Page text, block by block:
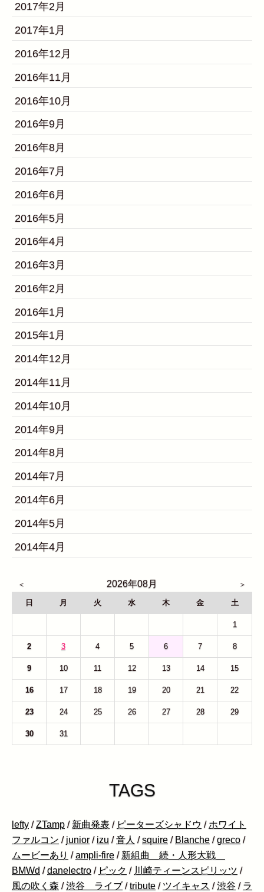
2017年2月
2017年1月
2016年12月
2016年11月
2016年10月
2016年9月
2016年8月
2016年7月
2016年6月
2016年5月
2016年4月
2016年3月
2016年2月
2016年1月
2015年1月
2014年12月
2014年11月
2014年10月
2014年9月
2014年8月
2014年7月
2014年6月
2014年5月
2014年4月
2026年08月
日 月 火 水 木 金 土
1
2 3 4 5 6 7 8
9 10 11 12 13 14 15
16 17 18 19 20 21 22
23 24 25 26 27 28 29
30 31
TAGS
lefty /ZTamp / 新曲発表 / ピーターズシャドウ / ホワイト
ファルコン / junior / izu /音人 /squire / Blanche /greco /
ムービーあり /ampli-fire / 新組曲 続・人形大戦
BMWd /danelectro / ピック / 川崎ティーンスピリッツ /
風の吹く森 /渋谷 ライブ /tribute / ツイキャス /渋谷 / ラ